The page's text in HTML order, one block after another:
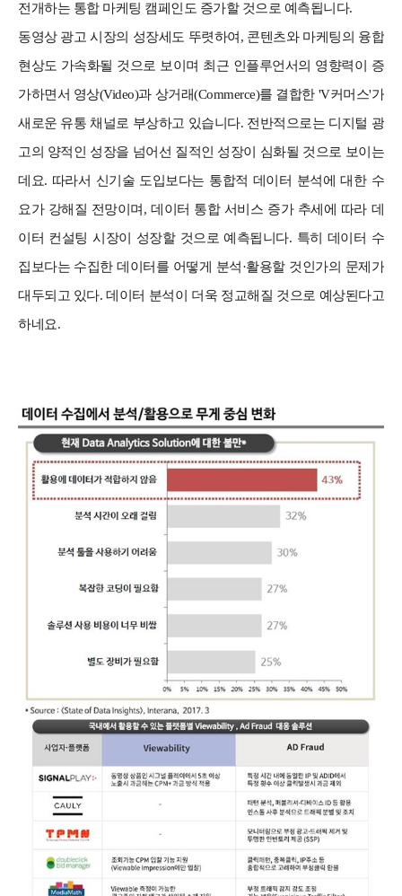
전개하는 통합 마케팅 캠페인도 증가할 것으로 예측됩니다.
동영상 광고 시장의 성장세도 뚜렷하여, 콘텐츠와 마케팅의 융합
현상도 가속화될 것으로 보이며 최근 인플루언서의 영향력이 증
가하면서 영상(Video)과 상거래(Commerce)를 결합한 'V커머스'가
새로운 유통 채널로 부상하고 있습니다. 전반적으로는 디지털 광
고의 양적인 성장을 넘어선 질적인 성장이 심화될 것으로 보이는
데요. 따라서 신기술 도입보다는 통합적 데이터 분석에 대한 수
요가 강해질 전망이며, 데이터 통합 서비스 증가 추세에 따라 데
이터 컨설팅 시장이 성장할 것으로 예측됩니다. 특히 데이터 수
집보다는 수집한 데이터를 어떻게 분석·활용할 것인가의 문제가
대두되고 있다. 데이터 분석이 더욱 정교해질 것으로 예상된다고
하네요.